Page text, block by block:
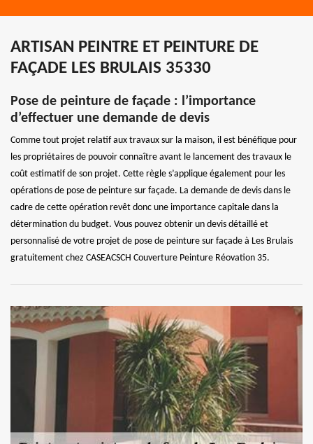
ARTISAN PEINTRE ET PEINTURE DE
FAÇADE LES BRULAIS 35330
Pose de peinture de façade : l’importance
d’effectuer une demande de devis
Comme tout projet relatif aux travaux sur la maison, il est bénéfique pour
les propriétaires de pouvoir connaître avant le lancement des travaux le
coût estimatif de son projet. Cette règle s’applique également pour les
opérations de pose de peinture sur façade. La demande de devis dans le
cadre de cette opération revêt donc une importance capitale dans la
détermination du budget. Vous pouvez obtenir un devis détaillé et
personnalisé de votre projet de pose de peinture sur façade à Les Brulais
gratuitement chez CASEACSCH Couverture Peinture Réovation 35.